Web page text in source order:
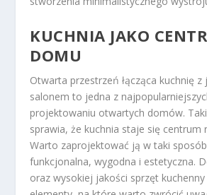
KUCHNIA JAKO
DOMU
Otwarta przestrzeń łącząca kuchnię z
salonem to jedna z
projektowaniu otwartych domów.
sprawia, że kuchnia staje się centrum
Warto zaprojektować ją w taki
funkcjonalna, wygodna i estetyczna.
oraz wysokiej jakości sprzęt